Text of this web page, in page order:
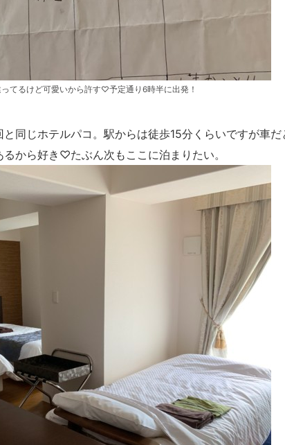
てるけど可愛いから許す♡予定通り6時半に出発！
同じホテルパコ。駅からは徒歩15分くらいですが車だ
から好き♡たぶん次もここに泊まりたい。